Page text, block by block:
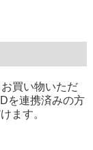
買い物いただ
を連携済みの方
ます。